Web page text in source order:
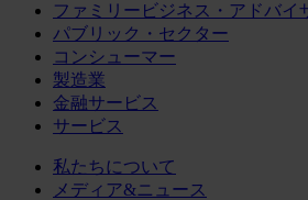
ファミリービジネス・アドバイ
パブリック・セクター
コンシューマー
製造業
金融サービス
サービス
私たちについて
メディア&ニュース